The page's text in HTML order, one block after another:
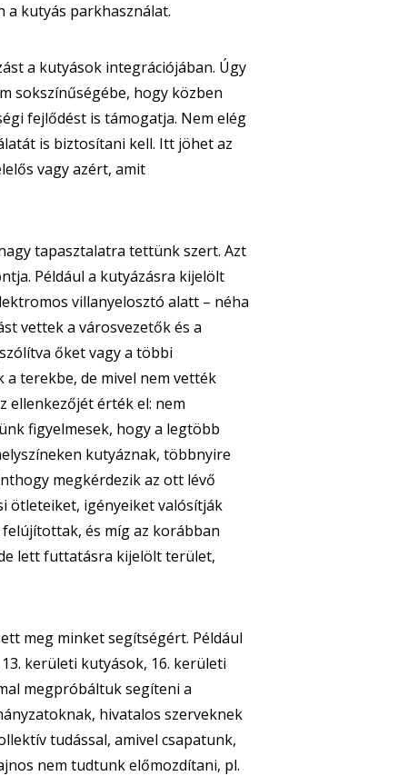
a kutyás parkhasználat.
a kutyások integrációjában. Úgy
sokszínűségébe, hogy közben
fejlődést is támogatja. Nem elég
is biztosítani kell. Itt jöhet az
vagy azért, amit
tapasztalatra tettünk szert. Azt
Például a kutyázásra kijelölt
villanyelosztó alatt – néha
vettek a városvezetők és a
őket vagy a többi
terekbe, de mivel nem vették
ellenkezőjét érték el: nem
figyelmesek, hogy a legtöbb
kutyáznak, többnyire
megkérdezik az ott lévő
ötleteiket, igényeiket valósítják
és míg az korábban
lett futtatásra kijelölt terület,
meg minket segítségért. Például
kerületi kutyások, 16. kerületi
megpróbáltuk segíteni a
hivatalos szerveknek
tudással, amivel csapatunk,
nem tudtunk előmozdítani, pl.